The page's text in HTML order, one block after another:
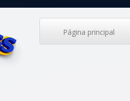
Página principal